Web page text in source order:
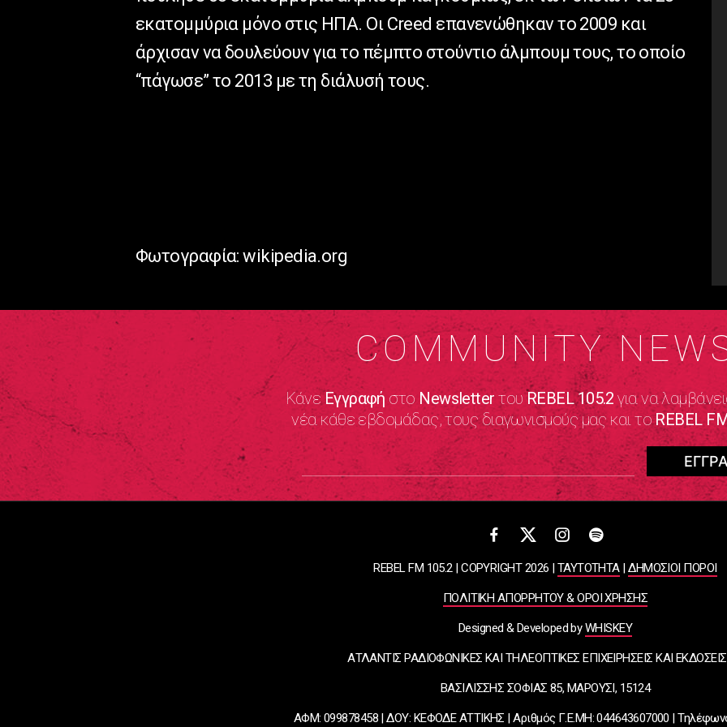
εκατομμύρια μόνο στις ΗΠΑ. Οι Creed επανενώθηκαν το 2009 και
άρχισαν να δουλεύουν για το πέμπτο στούντιο άλμπουμ τους, το οποίο
“πάγωσε” το 2013 με τη διάλυσή τους.
Φωτογραφία: wikipedia.org
COMMUNITY
ΚάνεΕγγραφή στο Newsletter τουREBEL 105.2 για να
νέα κάθε εβδομάδας, τους διαγωνισμούς μας και τοREBEL
REBEL FM 105.2 | COPYRIGHT 2026 |ΤΑΥΤΟΤΗΤΑ|ΔΗΜΟΣΙΟΙ ΠΟΡΟΙ
ΠΟΛΙΤΙΚΗ ΑΠΟΡΡΗΤΟΥ & ΟΡΟΙ ΧΡΗΣΗΣ
Designed & Developed byWHISKEY
ΑΤΛΑΝΤΙΣ ΡΑΔΙΟΦΩΝΙΚΕΣ ΚΑΙ ΤΗΛΕΟΠΤΙΚΕΣ ΕΠΙΧΕΙΡΗΣΕΙΣ ΚΑΙ
ΒΑΣΙΛΙΣΣΗΣ ΣΟΦΙΑΣ 85, ΜΑΡΟΥΣΙ, 15124
ΑΦΜ: 099878458 | ΔΟΥ: ΚΕΦΟΔΕ ΑΤΤΙΚΗΣ | Αριθμός Γ.Ε.ΜΗ: 044643607000 |